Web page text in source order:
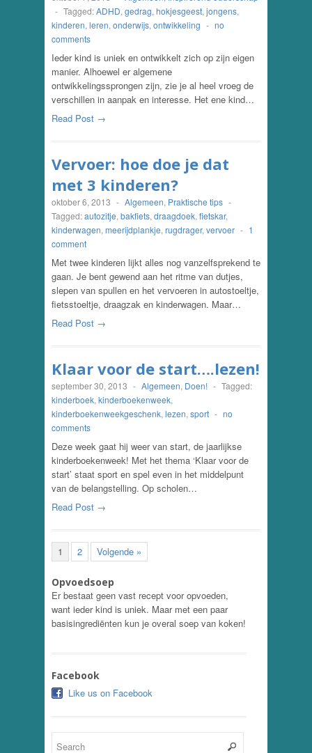
- Tagged:ADHD, gedrag, hokjesgeest, jongens,
kinderen, leren, onderwijs, ontwikkeling - no
comments
Ieder kind is uniek en ontwikkelt zich op zijn eigen
manier. Alhoewel er algemene
ontwikkelingssprongen zijn, zie je al heel vroeg de
verschillen in aanpak en interesse. Het ene kind…
Read Post →
Vervoer: hoe doe je dat
met 3 kinderen?
oktober 6, 2013 - Algemeen, Praktische tips -
Tagged:autozitje, bakfiets, draagdoek, fietskar,
kinderwagen, meerijdplankje, rugdrager, vervoer - 1
comment
Met twee kinderen lijkt alles nog vanzelfsprekend te
gaan. Je bent gewend aan het ritme van dutjes,
slepen van spullen en het vervoeren in autostoeltje,
fietsstoeltje, draagzak en kinderwagen. Maar…
Read Post →
Klaar voor de start….lezen!
september 30, 2013 - Algemeen, Doen! - Tagged:
kinderboek, kinderboekenweek,
kinderboekenweekgeschenk, lezen, sport - no
comments
Deze week gaat hij weer van start, de jaarlijkse
kinderboekenweek! Met het thema ‘Klaar voor de
start’ staat sport en spel even in het middelpunt
van de belangstelling. Op scholen…
Read Post →
1 2 Volgende »
Opvoedsoep
Er bestaat geen vast recept voor opvoeden,
want ieder kind is uniek. Maar met een paar
basisingrediënten kun je overal soep van koken!
Facebook
Like us on Facebook